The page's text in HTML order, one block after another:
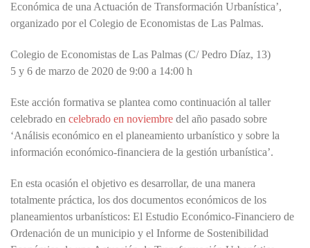
Económica de una Actuación de Transformación Urbanística’,
organizado por el Colegio de Economistas de Las Palmas.
Colegio de Economistas de Las Palmas (C/ Pedro Díaz, 13)
5 y 6 de marzo de 2020 de 9:00 a 14:00 h
Este acción formativa se plantea como continuación al taller
celebrado en celebrado en noviembre del año pasado sobre
‘Análisis económico en el planeamiento urbanístico y sobre la
información económico-financiera de la gestión urbanística’.
En esta ocasión el objetivo es desarrollar, de una manera
totalmente práctica, los dos documentos económicos de los
planeamientos urbanísticos: El Estudio Económico-Financiero de
Ordenación de un municipio y el Informe de Sostenibilidad